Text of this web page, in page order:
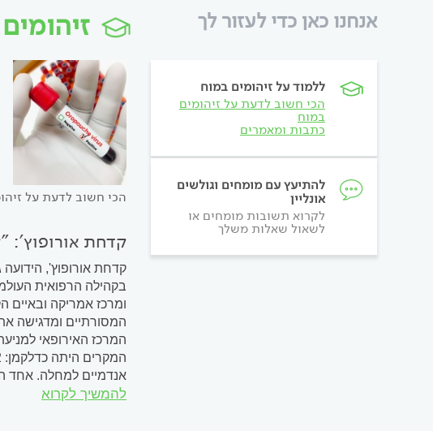
אנחנו כאן כדי לעזור לך
ללמוד על זיהומים במוח
הכי חשוב לדעת על זיהומים
במוח
כתבות ומאמרים
להתיעץ עם מומחים וגולשים
אונליין
לקרוא תשובות מומחים או
לשאול שאלות משלך
הכי חשוב לדעת על
קדחת אורופוץ':
קדחת אורופוץ',
בקהילה הרפואית
ומרכז אמריקה ובאיים
המסורתיים ומדגישה
אנדמיים למחלה. אחד
הרשויות...
להמשיך לקרוא